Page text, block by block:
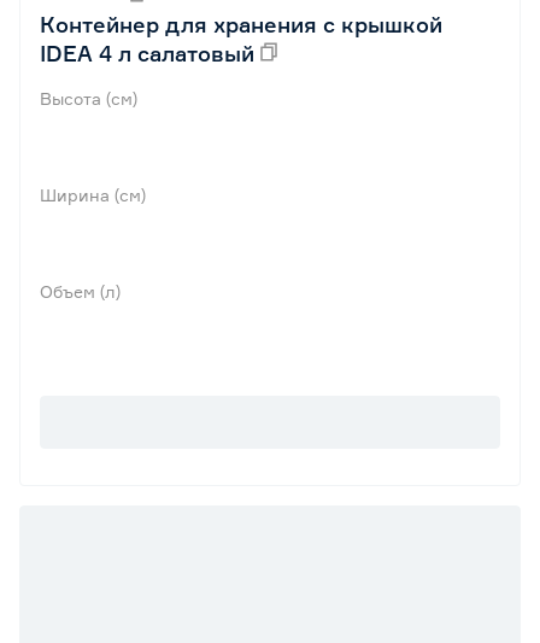
Контейнер для хранения с крышкой
IDEA 4 л салатовый
Высота (см)
Ширина (см)
Объем (л)